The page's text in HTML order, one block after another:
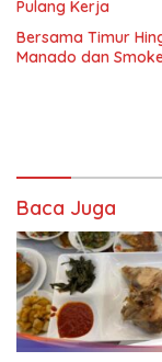
Pulang Kerja
Bersama Timur
Manado dan
Baca Juga